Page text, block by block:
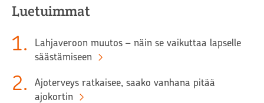
Luetuimmat
1.
Lahjaveroon muutos – näin se vaikuttaa lapselle
säästämiseen
2.
Ajoterveys ratkaisee, saako vanhana pitää
ajokortin